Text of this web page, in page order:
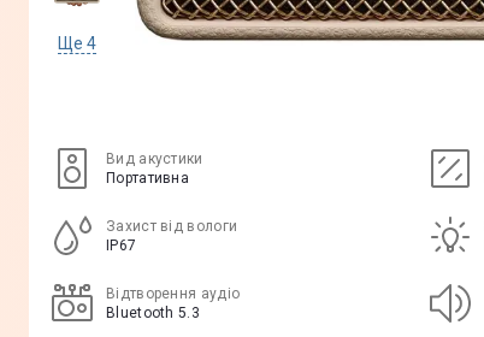
Ще 4
Вид акустики
Портативна
Захист від вологи
IP67
Відтворення аудіо
Bluetooth 5.3